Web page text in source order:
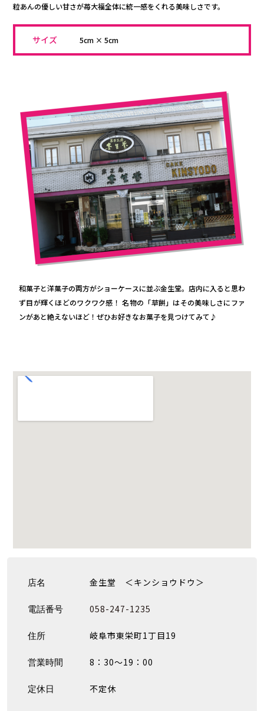
粒あんの優しい甘さが苺大福全体に統一感をくれる美味しさです。
サイズ 5cm × 5cm
和菓子と洋菓子の両方がショーケースに並ぶ金生堂。店内に入ると思わ
ず目が輝くほどのワクワク感！ 名物の「草餅」はその美味しさにファ
ンがあと絶えないほど！ぜひお好きなお菓子を見つけてみて♪
店名 金生堂 ＜キンショウドウ＞
電話番号 058-247-1235
住所 岐阜市東栄町1丁目19
営業時間 8：30〜19：00
定休日 不定休